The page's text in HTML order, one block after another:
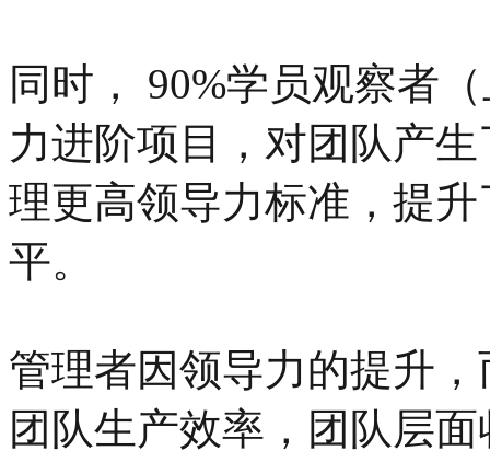
同时， 90%学员观察者
力进阶项目，对团队产
理更高领导力标准，提
平。
管理者因领导力的提升
团队生产效率，团队层